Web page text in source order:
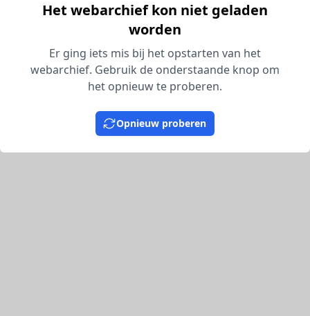
Het webarchief kon niet geladen
worden
Er ging iets mis bij het opstarten van het
webarchief. Gebruik de onderstaande knop om
het opnieuw te proberen.
Opnieuw proberen